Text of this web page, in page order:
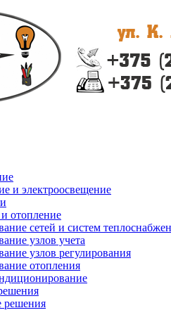
и электроосвещение
отопление
сетей и систем
узлов учета
узлов регулирования
отопления
решения